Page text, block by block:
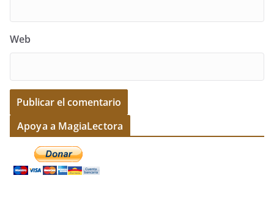
Web
l
e
Apoya a MagiaLectora